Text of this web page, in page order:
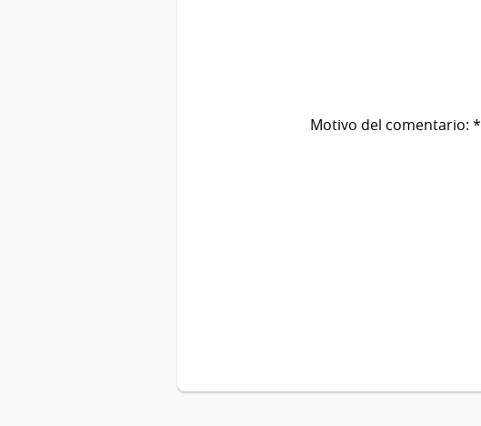
Motivo del comentario: *